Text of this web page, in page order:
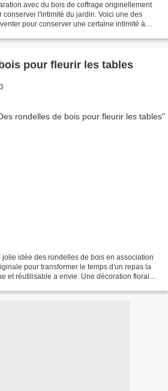
avec du bois de coffrage originellement
l'intimité du jardin. Voici une des
pour conserver une certaine intimité à
pour fleurir les tables
idée des rondelles de bois en association
pour transformer le temps d'un repas la
et réutilisable a envie. Une décoration florale